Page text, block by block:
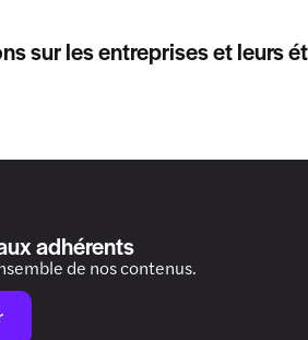
sur les entreprises et leurs
adhérents
de nos contenus.